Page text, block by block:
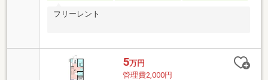
フリーレント
5万円
管理費2,000円